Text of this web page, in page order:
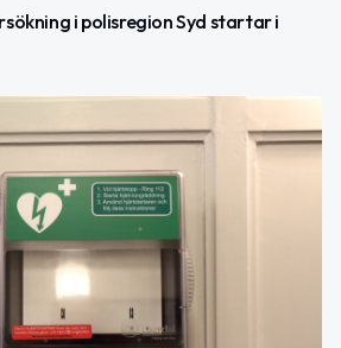
i polisregion Syd startar i